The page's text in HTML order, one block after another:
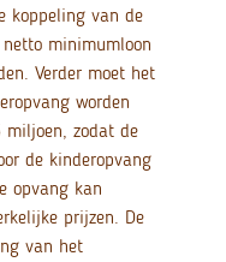
koppeling van de
minimumloon
Verder moet het
worden
miljoen, zodat de
de kinderopvang
opvang kan
prijzen. De
van het